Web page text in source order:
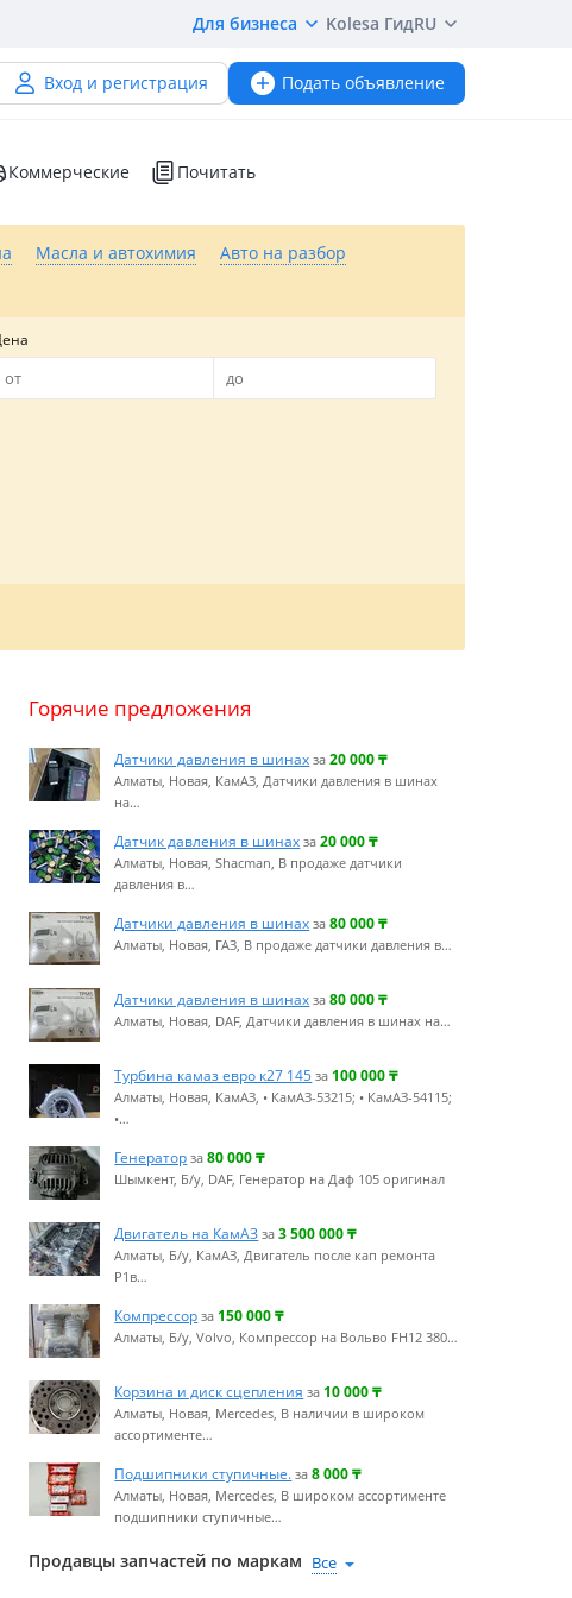
Для бизнеса Kolesa ГидRU
Вход и регистрация Подать объявление
Коммерческие Почитать
Масла и автохимия
Авто на разбор
Горячие предложения
Датчики давления в шинах за20 000₸
Алматы, Новая, КамАЗ, Датчики давления в шинах
на…
Датчик давления в шинах за20 000₸
Алматы, Новая, Shacman, В продаже датчики
давления в…
Датчики давления в шинах за80 000₸
Алматы, Новая, ГАЗ, В продаже датчики давления в…
Датчики давления в шинах за80 000₸
Алматы, Новая, DAF, Датчики давления в шинах на…
Турбина камаз евро к27 145 за 100 000₸
Алматы, Новая, КамАЗ, • КамАЗ-53215; • КамАЗ-54115;
•…
Генератор за80 000₸
Шымкент, Б/у, DAF, Генератор на Даф 105 оригинал
Двигатель на КамАЗ за3 500 000₸
Алматы, Б/у, КамАЗ, Двигатель после кап ремонта
Р1в…
Компрессор за 150 000₸
Алматы, Б/у, Volvo, Компрессор на Вольво FH12 380…
Корзина и диск сцепления за 10 000₸
Алматы, Новая, Mercedes, В наличии в широком
ассортименте…
Подшипники ступичные. за8 000₸
Алматы, Новая, Mercedes, В широком ассортименте
подшипники ступичные…
Продавцы запчастей по маркам